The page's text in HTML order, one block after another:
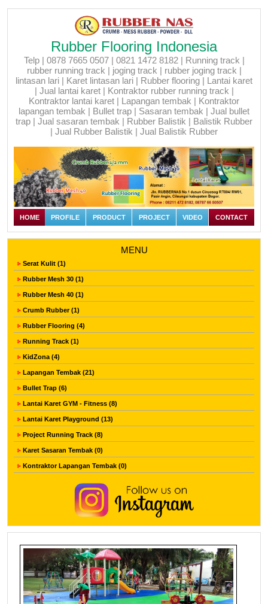
Rubber Flooring Indonesia
Telp | 0878 7665 0507 | 0821 1472 8182 | Running track |
rubber running track | joging track | rubber joging track |
lintasan lari | Karet lintasan lari | Rubber flooring | Lantai karet
| Jual lantai karet | Kontraktor rubber running track |
Kontraktor lantai karet | Lapangan tembak | Kontraktor
lapangan tembak | Bullet trap | Sasaran tembak | Jual bullet
trap | Jual sasaran tembak | Rubber Balistik | Balistik Rubber
| Jual Rubber Balistik | Jual Balistik Rubber
HOME PROFILE PRODUCT PROJECT VIDEO CONTACT
MENU
Serat Kulit (1)
Rubber Mesh 30 (1)
Rubber Mesh 40 (1)
Crumb Rubber (1)
Rubber Flooring (4)
Running Track (1)
KidZona (4)
Lapangan Tembak (21)
Bullet Trap (6)
Lantai Karet GYM - Fitness (8)
Lantai Karet Playground (13)
Project Running Track (8)
Karet Sasaran Tembak (0)
Kontraktor Lapangan Tembak (0)